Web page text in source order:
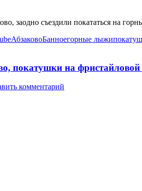
заодно съездили покататься на
АбзаковоБанноегорные лыжи
покатушки на фристайловой
комментарий